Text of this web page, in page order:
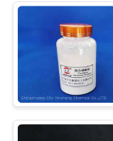
UN
DEVIS
DU
SITE